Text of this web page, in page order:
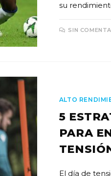
su
SIN
ALTO
5
PARA
El día de